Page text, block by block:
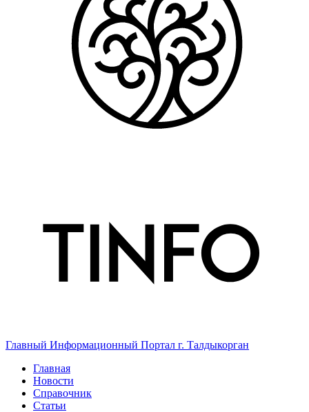
Главный Информационный Портал г. Талдыкорган
Главная
Новости
Справочник
Статьи